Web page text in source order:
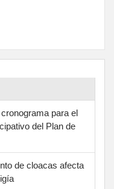
para el
del Plan de
de cloacas afecta